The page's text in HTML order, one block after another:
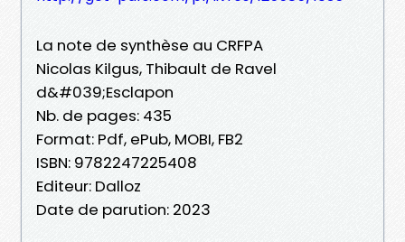
La note de synthèse au CRFPA
Nicolas Kilgus, Thibault de Ravel
d&#039;Esclapon
Nb. de pages: 435
Format: Pdf, ePub, MOBI, FB2
ISBN: 9782247225408
Editeur: Dalloz
Date de parution: 2023